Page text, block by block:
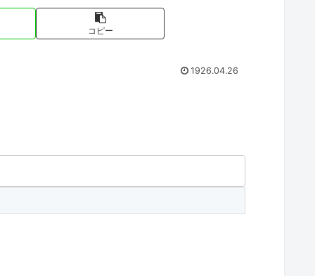
コピー
1926.04.26